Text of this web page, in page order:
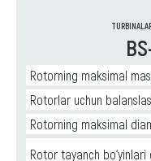
Rotorning maksimal
Rotorlar uchun
Rotorning maksimal
Rotor tayanch